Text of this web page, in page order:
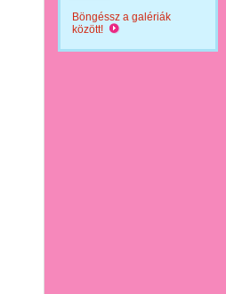
Böngéssz a galériák
között!